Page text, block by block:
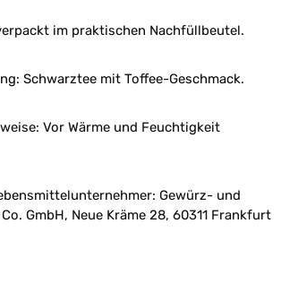
im praktischen Nachfüllbeutel.
Schwarztee mit Toffee-Geschmack.
Vor Wärme und Feuchtigkeit
Gewürz- und
GmbH, Neue Kräme 28, 60311 Frankfurt